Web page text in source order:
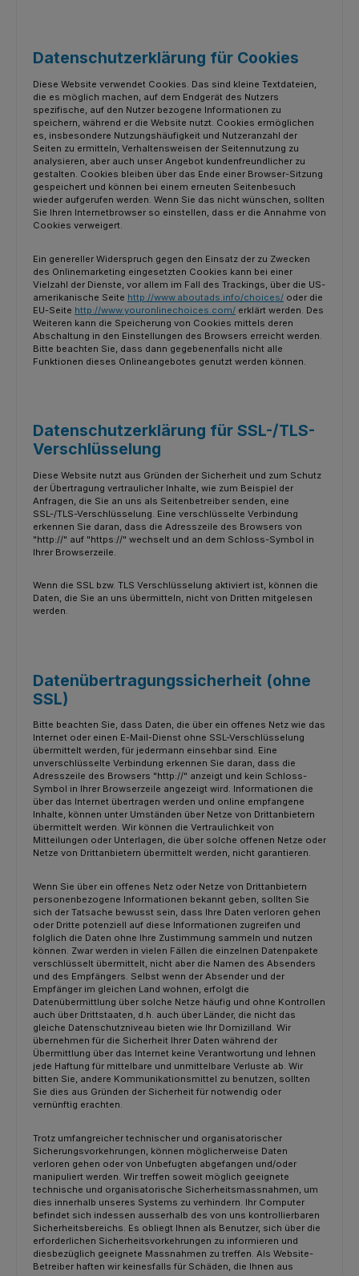
Datenschutzerklärung für Cookies
Diese Website verwendet Cookies. Das sind kleine Textdateien,
die es möglich machen, auf dem Endgerät des Nutzers
spezifische, auf den Nutzer bezogene Informationen zu
speichern, während er die Website nutzt. Cookies ermöglichen
es, insbesondere Nutzungshäufigkeit und Nutzeranzahl der
Seiten zu ermitteln, Verhaltensweisen der Seitennutzung zu
analysieren, aber auch unser Angebot kundenfreundlicher zu
gestalten. Cookies bleiben über das Ende einer Browser-Sitzung
gespeichert und können bei einem erneuten Seitenbesuch
wieder aufgerufen werden. Wenn Sie das nicht wünschen, sollten
Sie Ihren Internetbrowser so einstellen, dass er die Annahme von
Cookies verweigert.
Ein genereller Widerspruch gegen den Einsatz der zu Zwecken
des Onlinemarketing eingesetzten Cookies kann bei einer
Vielzahl der Dienste, vor allem im Fall des Trackings, über die US-
amerikanische Seite http://www.aboutads.info/choices/ oder die
EU-Seite http://www.youronlinechoices.com/ erklärt werden. Des
Weiteren kann die Speicherung von Cookies mittels deren
Abschaltung in den Einstellungen des Browsers erreicht werden.
Bitte beachten Sie, dass dann gegebenenfalls nicht alle
Funktionen dieses Onlineangebotes genutzt werden können.
Datenschutzerklärung für SSL-/TLS-
Verschlüsselung
Diese Website nutzt aus Gründen der Sicherheit und zum Schutz
der Übertragung vertraulicher Inhalte, wie zum Beispiel der
Anfragen, die Sie an uns als Seitenbetreiber senden, eine
SSL-/TLS-Verschlüsselung. Eine verschlüsselte Verbindung
erkennen Sie daran, dass die Adresszeile des Browsers von
"http://" auf "https://" wechselt und an dem Schloss-Symbol in
Ihrer Browserzeile.
Wenn die SSL bzw. TLS Verschlüsselung aktiviert ist, können die
Daten, die Sie an uns übermitteln, nicht von Dritten mitgelesen
werden.
Datenübertragungssicherheit (ohne
SSL)
Bitte beachten Sie, dass Daten, die über ein offenes Netz wie das
Internet oder einen E-Mail-Dienst ohne SSL-Verschlüsselung
übermittelt werden, für jedermann einsehbar sind. Eine
unverschlüsselte Verbindung erkennen Sie daran, dass die
Adresszeile des Browsers "http://" anzeigt und kein Schloss-
Symbol in Ihrer Browserzeile angezeigt wird. Informationen die
über das Internet übertragen werden und online empfangene
Inhalte, können unter Umständen über Netze von Drittanbietern
übermittelt werden. Wir können die Vertraulichkeit von
Mitteilungen oder Unterlagen, die über solche offenen Netze oder
Netze von Drittanbietern übermittelt werden, nicht garantieren.
Wenn Sie über ein offenes Netz oder Netze von Drittanbietern
personenbezogene Informationen bekannt geben, sollten Sie
sich der Tatsache bewusst sein, dass Ihre Daten verloren gehen
oder Dritte potenziell auf diese Informationen zugreifen und
folglich die Daten ohne Ihre Zustimmung sammeln und nutzen
können. Zwar werden in vielen Fällen die einzelnen Datenpakete
verschlüsselt übermittelt, nicht aber die Namen des Absenders
und des Empfängers. Selbst wenn der Absender und der
Empfänger im gleichen Land wohnen, erfolgt die
Datenübermittlung über solche Netze häufig und ohne Kontrollen
auch über Drittstaaten, d.h. auch über Länder, die nicht das
gleiche Datenschutzniveau bieten wie Ihr Domizilland. Wir
übernehmen für die Sicherheit Ihrer Daten während der
Übermittlung über das Internet keine Verantwortung und lehnen
jede Haftung für mittelbare und unmittelbare Verluste ab. Wir
bitten Sie, andere Kommunikationsmittel zu benutzen, sollten
Sie dies aus Gründen der Sicherheit für notwendig oder
vernünftig erachten.
Trotz umfangreicher technischer und organisatorischer
Sicherungsvorkehrungen, können möglicherweise Daten
verloren gehen oder von Unbefugten abgefangen und/oder
manipuliert werden. Wir treffen soweit möglich geeignete
technische und organisatorische Sicherheitsmassnahmen, um
dies innerhalb unseres Systems zu verhindern. Ihr Computer
befindet sich indessen ausserhalb des von uns kontrollierbaren
Sicherheitsbereichs. Es obliegt Ihnen als Benutzer, sich über die
erforderlichen Sicherheitsvorkehrungen zu informieren und
diesbezüglich geeignete Massnahmen zu treffen. Als Website-
Betreiber haften wir keinesfalls für Schäden, die Ihnen aus